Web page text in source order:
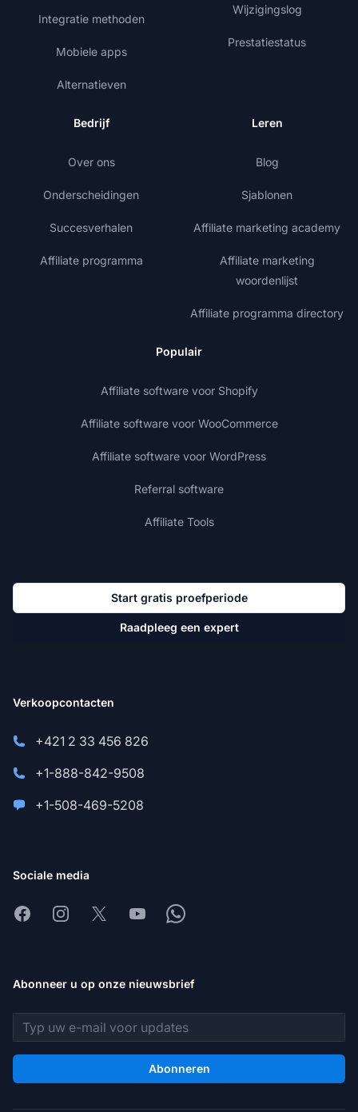
Integratie methoden
Mobiele apps
Alternatieven
Wijzigingslog
Prestatiestatus
Bedrijf
Over ons
Onderscheidingen
Succesverhalen
Affiliate programma
Leren
Blog
Sjablonen
Affiliate marketing academy
Affiliate marketing
woordenlijst
Affiliate programma directory
Populair
Affiliate software voor Shopify
Affiliate software voor WooCommerce
Affiliate software voor WordPress
Referral software
Affiliate Tools
Start gratis proefperiode
Raadpleeg een expert
Verkoopcontacten
+421 2 33 456 826
+1-888-842-9508
+1-508-469-5208
Sociale media
FacebookInstagram
X YoutubeWhatsapp
Abonneer u op onze nieuwsbrief
E-mailadres
Abonneren